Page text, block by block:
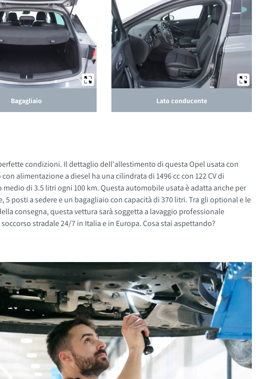
Bagagliaio Lato conducente
condizioni. Il dettaglio dell'allestimento di questa Opel usata con
di 3.5 litri ogni 100 km. Questa automobile usata è adatta anche per
stradale 24/7 in Italia e in Europa. Cosa stai aspettando?